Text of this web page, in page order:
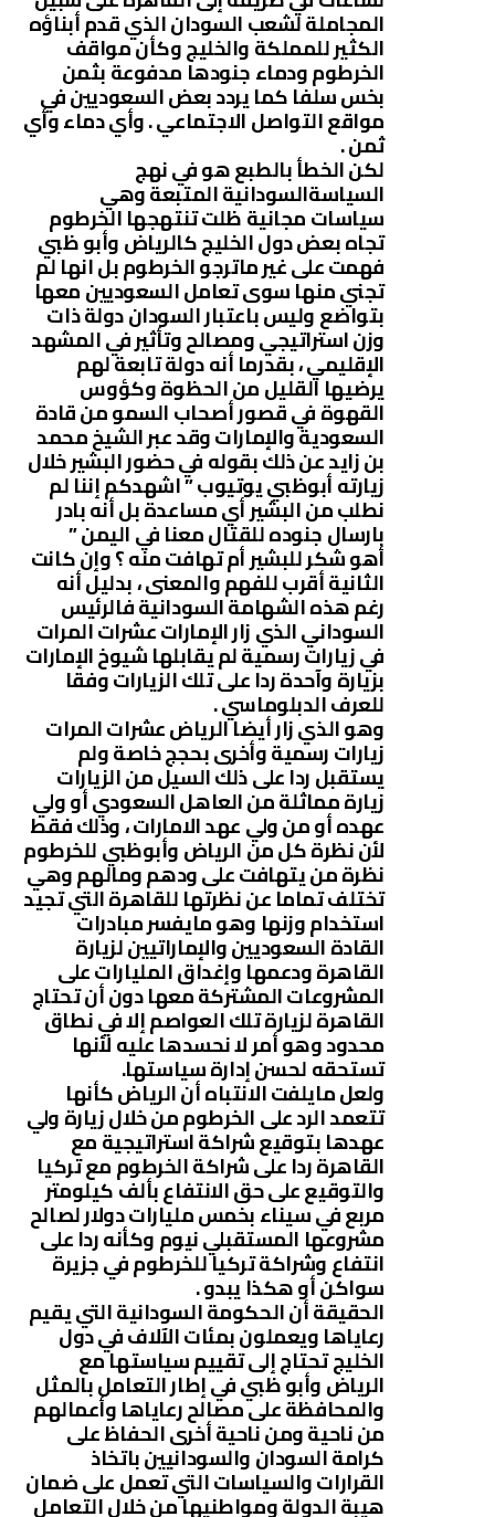
المجاملة لشعب السودان الذي قدم أبناؤه
الكثير للمملكة والخليج وكأن مواقف
الخرطوم ودماء جنودها مدفوعة بثمن
بخس سلفا كما يردد بعض السعوديين في
مواقع التواصل الاجتماعي . وأي دماء وأي
ثمن .
لكن الخطأ بالطبع هو في نهج
السياسةالسودانية المتبعة وهي
سياسات مجانية ظلت تنتهجها الخرطوم
تجاه بعض دول الخليج كالرياض وأبو ظبي
فهمت على غير ماترجو الخرطوم بل انها لم
تجني منها سوى تعامل السعوديين معها
بتواضع وليس باعتبار السودان دولة ذات
وزن استراتيجي ومصالح وتأثير في المشهد
الإقليمي ، بقدرما أنه دولة تابعة لهم
يرضيها القليل من الحظوة وكؤوس
القهوة في قصور أصحاب السمو من قادة
السعودية والإمارات وقد عبر الشيخ محمد
بن زايد عن ذلك بقوله في حضور البشير خلال
زيارته أبوظبي يوتيوب ” اشهدكم إننا لم
نطلب من البشير أي مساعدة بل أنه بادر
بارسال جنوده للقتال معنا في اليمن ”
أهو شكر للبشير أم تهافت منه ؟ وإن كانت
الثانية أقرب للفهم والمعنى ، بدليل أنه
رغم هذه الشهامة السودانية فالرئيس
السوداني الذي زار الإمارات عشرات المرات
في زيارات رسمية لم يقابلها شيوخ الإمارات
بزيارة وآحدة ردا على تلك الزيارات وفقا
للعرف الدبلوماسي .
وهو الذي زار أيضا الرياض عشرات المرات
زيارات رسمية وأخرى بحجج خاصة ولم
يستقبل ردا على ذلك السيل من الزيارات
زيارة مماثلة من العاهل السعودي أو ولي
عهده أو من ولي عهد الامارات ، وذلك فقط
لأن نظرة كل من الرياض وأبوظبي للخرطوم
نظرة من يتهافت على ودهم ومالهم وهي
تختلف تماما عن نظرتها للقاهرة التي تجيد
استخدام وزنها وهو مايفسر مبادرات
القادة السعوديين والإماراتيين لزيارة
القاهرة ودعمها وإغداق المليارات على
المشروعات المشتركة معها دون أن تحتاج
القاهرة لزيارة تلك العواصم إلا في نطاق
محدود وهو أمر لا نحسدها عليه لأنها
تستحقه لحسن إدارة سياستها.
ولعل مايلفت الانتباه أن الرياض كأنها
تتعمد الرد على الخرطوم من خلال زيارة ولي
عهدها بتوقيع شراكة استراتيجية مع
القاهرة ردا على شراكة الخرطوم مع تركيا
والتوقيع على حق الانتفاع بألف كيلومتر
مربع في سيناء بخمس مليارات دولار لصالح
مشروعها المستقبلي نيوم وكأنه ردا على
انتفاع وشراكة تركيا للخرطوم في جزيرة
سواكن أو هكذا يبدو .
الحقيقة أن الحكومة السودانية التي يقيم
رعاياها ويعملون بمئات الآلاف في دول
الخليج تحتاج إلى تقييم سياستها مع
الرياض وأبو ظبي في إطار التعامل بالمثل
والمحافظة على مصالح رعاياها وأعمالهم
من ناحية ومن ناحية أخرى الحفاظ على
كرامة السودان والسودانيين باتخاذ
القرارات والسياسات التي تعمل على ضمان
هيبة الدولة ومواطنيها من خلال التعامل